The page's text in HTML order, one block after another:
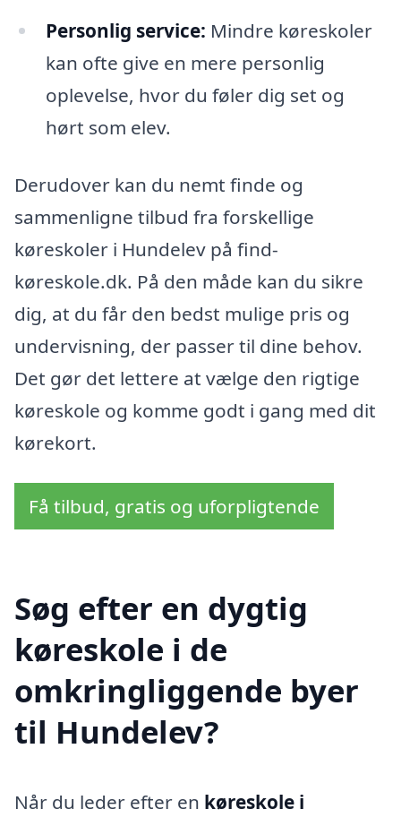
Personlig service: Mindre køreskoler
kan ofte give en mere personlig
oplevelse, hvor du føler dig set og
hørt som elev.
Derudover kan du nemt finde og
sammenligne tilbud fra forskellige
køreskoler i Hundelev på find-
køreskole.dk. På den måde kan du sikre
dig, at du får den bedst mulige pris og
undervisning, der passer til dine behov.
Det gør det lettere at vælge den rigtige
køreskole og komme godt i gang med dit
kørekort.
Få tilbud, gratis og uforpligtende
Søg efter en dygtig
køreskole i de
omkringliggende byer
til Hundelev?
Når du leder efter en køreskole i